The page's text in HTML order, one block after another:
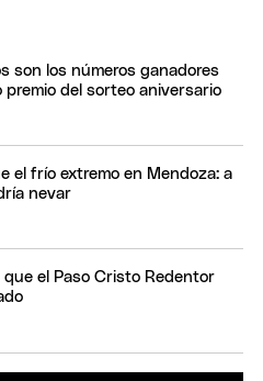
son los números ganadores
premio del sorteo aniversario
el frío extremo en Mendoza: a
nevar
el Paso Cristo Redentor